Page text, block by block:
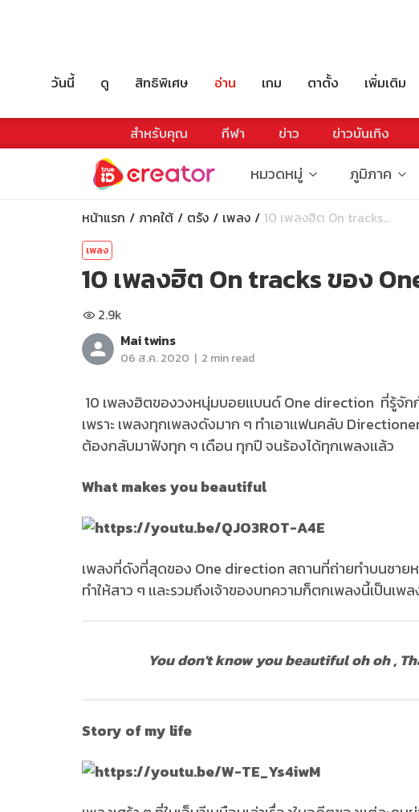
วันนี้ ดู สิทธิพิเศษ อ่าน เกม ตาตั้ง เพิ่มเติม
สำหรับคุณ กีฬา ข่าว ข่าวบันเทิง
หมวดหมู่ ภูมิภาค
หน้าแรก ภาคใต้ ตรัง เพลง 10 เพลงฮิต On tracks...
เพลง
10 เพลงฮิต On tracks ของ
2.9k
Mai twins
06 ส.ค. 2020 | 2 min read
10 เพลงฮิตของวงหนุ่มบอยเเบนด์ One direction ที่รู้จัก
เพราะ เพลงทุกเพลงดังมาก ๆ ทำเอาเเฟนคลับ
ต้องกลับมาฟังทุก ๆ เดือน ทุกปี จนร้องได้ทุกเพลงเเล้ว
What makes you beautiful
เพลงที่ดังที่สุดของ One direction สถานที่ถ่ายทำบนชาย
ทำให้สาว ๆ เเละรวมถึงเจ้าของบทความก็ตกเพลงนี้เป็นเพ
You don't know you beautiful oh oh ,
Story of my life